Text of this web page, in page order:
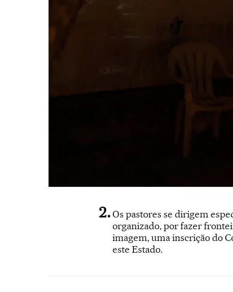
Os pastores se dirigem
organizado, por fazer
imagem, uma inscrição do
este Estado.